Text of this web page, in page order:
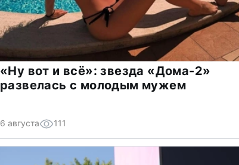
«Ну вот и всё»: звезда «Дома-2»
развелась с молодым мужем
6 августа 111